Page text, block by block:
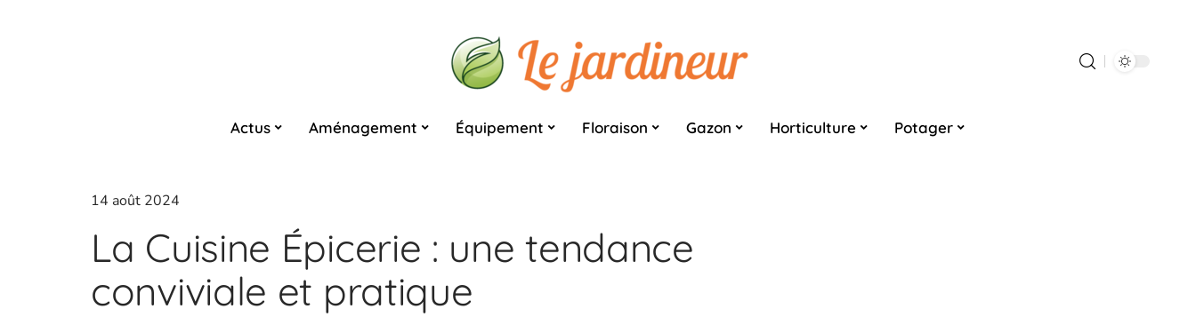
Actus Aménagement Équipement Floraison Gazon Horticulture Potager
14 août 2024
La Cuisine Épicerie : une tendance
conviviale et pratique